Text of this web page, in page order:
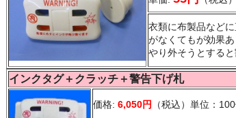
衣類に布製品など
がなくてもが効果
やり外そうとする
インクタグ＋クラッチ＋警告下げ札
価格: 6,050円 （税込）単位：